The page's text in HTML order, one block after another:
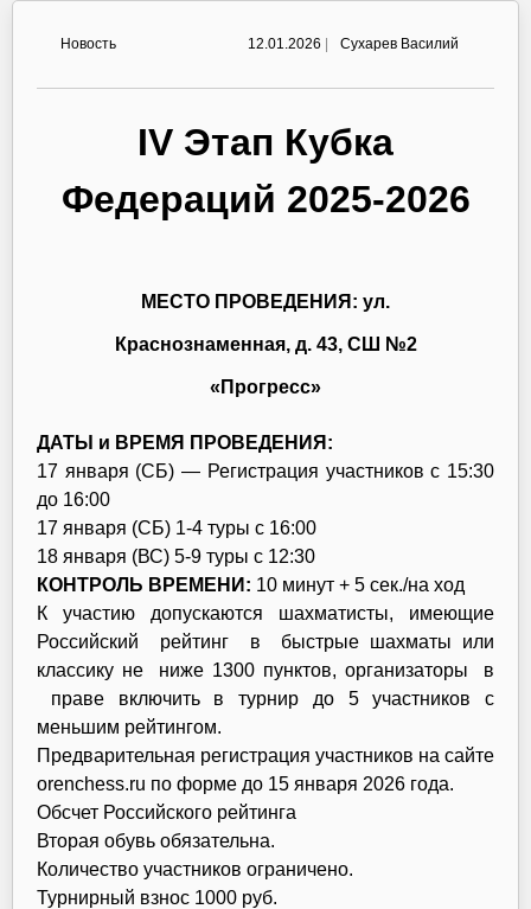
Новость 12.01.2026 Сухарев Василий
IV Этап Кубка
Федераций 2025-2026
МЕСТО ПРОВЕДЕНИЯ: ул.
Краснознаменная, д. 43, СШ №2
«Прогресс»
ДАТЫ и ВРЕМЯ ПРОВЕДЕНИЯ:
17 января (СБ) — Регистрация участников с 15:30
до 16:00
17 января (СБ) 1-4 туры с 16:00
18 января (ВС) 5-9 туры с 12:30
КОНТРОЛЬ ВРЕМЕНИ: 10 минут + 5 сек./на ход
К участию допускаются шахматисты, имеющие
Российский рейтинг в быстрые шахматы или
классику не ниже 1300 пунктов, организаторы в
праве включить в турнир до 5 участников с
меньшим рейтингом.
Предварительная регистрация участников на сайте
orenchess.ru по форме до 15 января 2026 года.
Обсчет Российского рейтинга
Вторая обувь обязательна.
Количество участников ограничено.
Турнирный взнос 1000 руб.